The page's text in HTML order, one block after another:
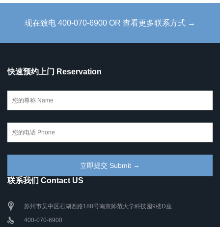
现在致电 400-070-6900 OR 查看更多联系方式 →
快速预约上门 Reservation
联系我们 Contact US
苏州市吴中区石湖西路188号南京师范大学科技园9楼D座
400-070-6900